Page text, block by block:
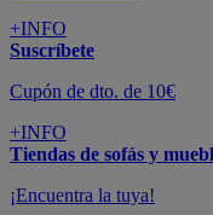
+INFO
Suscríbete
Cupón de dto. de 10€
+INFO
Tiendas de sofás y
¡Encuentra la tuya!